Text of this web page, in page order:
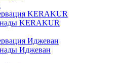
KERAKUR
KERAKUR
Иджеван
Иджеван